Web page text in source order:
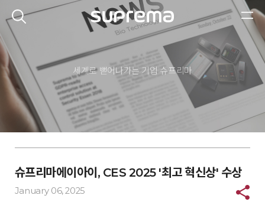
세계로 뻗어나가는 기업 슈프리마
슈프리마에이아이, CES 2025 '최고 혁신상' 수상
January 06, 2025